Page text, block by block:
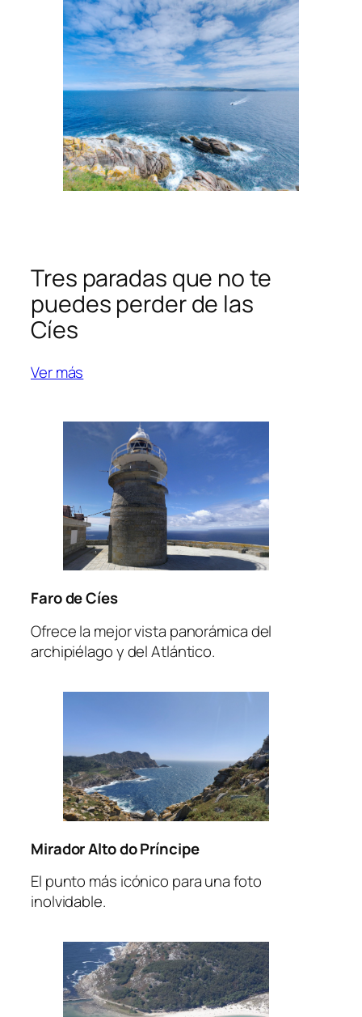
Tres paradas que no te
puedes perder de las
Cíes
Ver más
Faro de Cíes
Ofrece la mejor vista panorámica del
archipiélago y del Atlántico.
Mirador Alto do Príncipe
El punto más icónico para una foto
inolvidable.